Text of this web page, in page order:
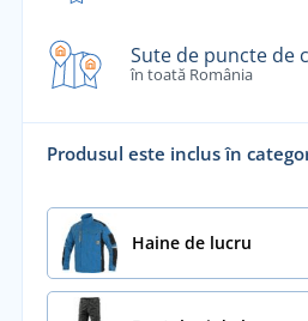
Sute de puncte de
în toată România
Produsul este inclus în
Haine de lucru